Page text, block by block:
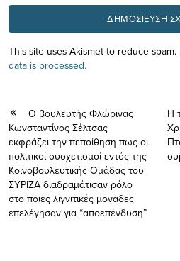
This site uses Akismet to reduce spam.
data is processed.
O βουλευτής Φλώρινας
Κωνσταντίνος Σέλτσας
εκφράζει την πεποίθηση πως οι
πολιτικοί συσχετισμοί εντός της
Κοινοβουλευτικής Ομάδας του
ΣΥΡΙΖΑ διαδραμάτισαν ρόλο
στο ποιες λιγνιτικές μονάδες
επελέγησαν για “αποεπένδυση”
Η